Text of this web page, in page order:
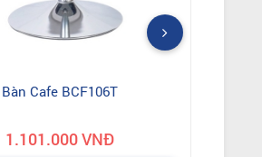
Bàn Cafe BCF106T
1.101.000 VNĐ